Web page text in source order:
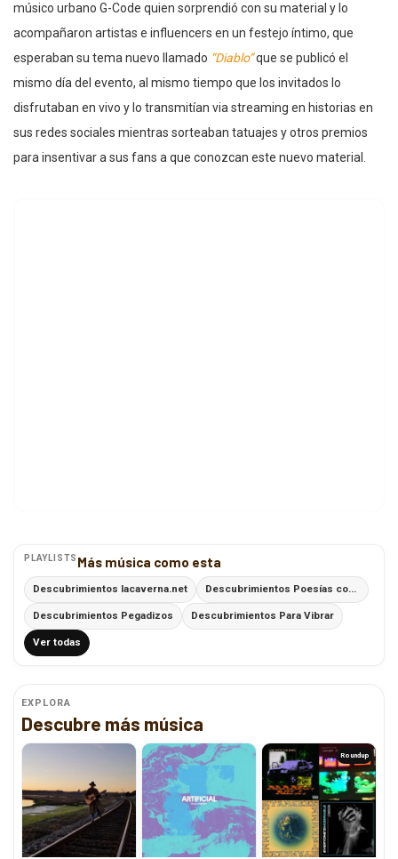
músico urbano G-Code quien sorprendió con su material y lo
acompañaron artistas e influencers en un festejo íntimo, que
esperaban su tema nuevo llamado “Diablo”que se publicó el
mismo día del evento, al mismo tiempo que los invitados lo
disfrutaban en vivo y lo transmitían via streaming en historias en
sus redes sociales mientras sorteaban tatuajes y otros premios
para insentivar a sus fans a que conozcan este nuevo material.
PLAYLISTS Más música como esta
Descubrimientos lacaverna.net Descubrimientos Poesías con Ritmo
Descubrimientos Pegadizos Descubrimientos Para Vibrar
Ver todas
EXPLORA
Descubre más música
Roundup